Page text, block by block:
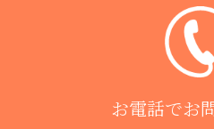
お電話でお